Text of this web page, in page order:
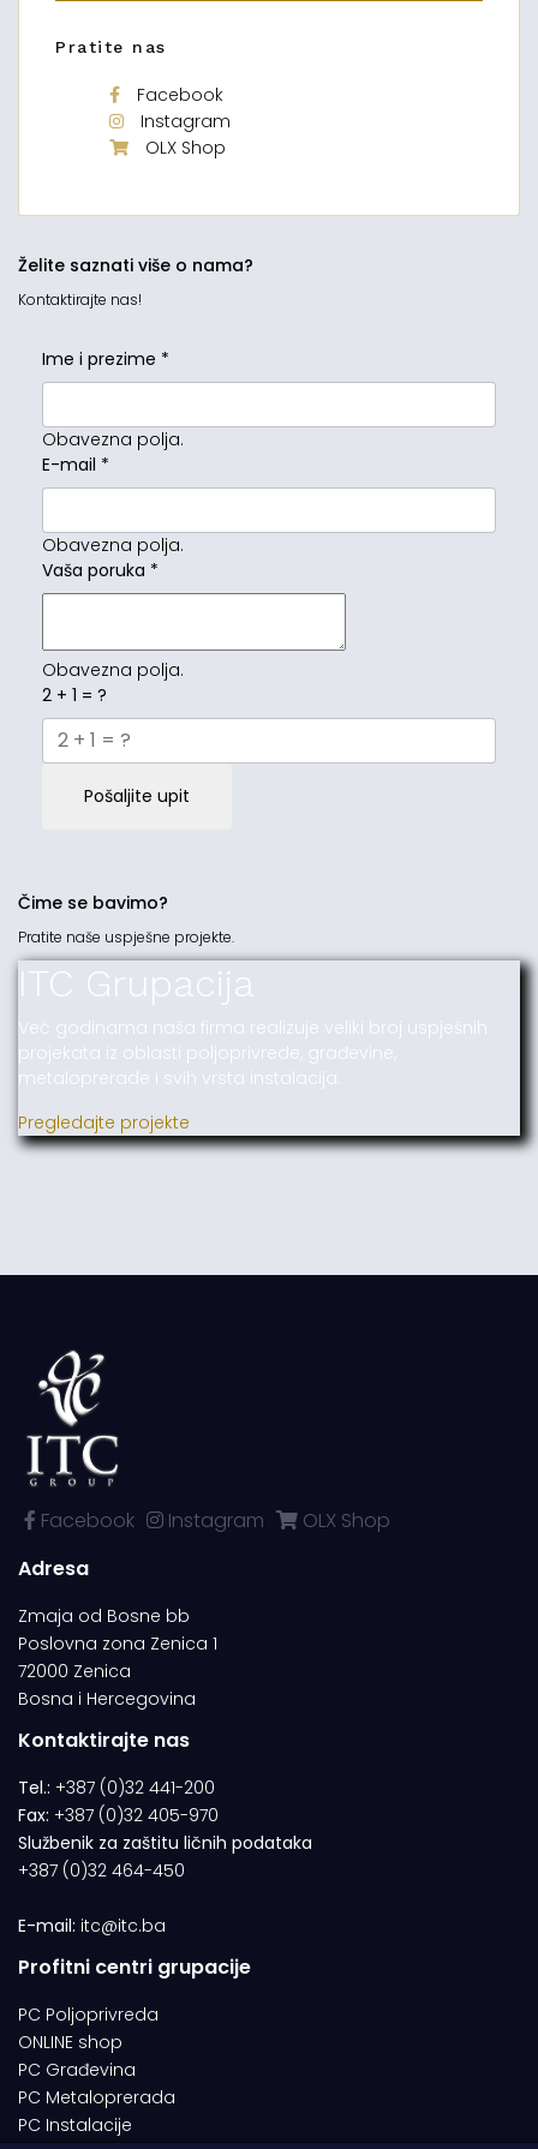
Pratite nas
Facebook
Instagram
OLX Shop
Želite saznati više o nama?
Kontaktirajte nas!
Ime i prezime *
Obavezna polja.
E-mail *
Obavezna polja.
Vaša poruka *
Obavezna polja.
2 + 1 = ?
Pošaljite upit
Čime se bavimo?
Pratite naše uspješne projekte.
ITC Grupacija
Već godinama naša firma realizuje veliki broj uspješnih
projekata iz oblasti poljoprivrede, građevine,
metaloprerade i svih vrsta instalacija.
Pregledajte projekte
Facebook Instagram
OLX Shop
Adresa
Zmaja od Bosne bb
Poslovna zona Zenica 1
72000 Zenica
Bosna i Hercegovina
Kontaktirajte nas
Tel.: +387 (0)32 441-200
Fax: +387 (0)32 405-970
Službenik za zaštitu ličnih podataka
+387 (0)32 464-450
E-mail: itc@itc.ba
Profitni centri grupacije
PC Poljoprivreda
ONLINE shop
PC Građevina
PC Metaloprerada
PC Instalacije